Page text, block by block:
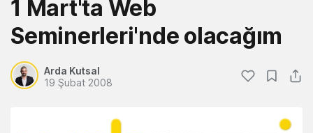
1 Mart'ta Web
Seminerleri'nde olacağım
Arda Kutsal
19 Şubat 2008